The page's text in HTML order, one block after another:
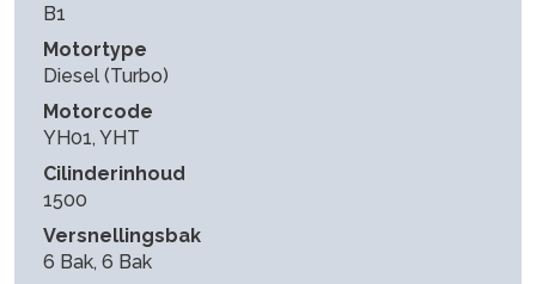
B1
Motortype
Diesel (Turbo)
Motorcode
YH01, YHT
Cilinderinhoud
1500
Versnellingsbak
6 Bak, 6 Bak